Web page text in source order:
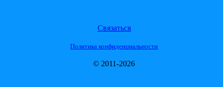
Связаться
Политика конфиденциальности
© 2011-2026